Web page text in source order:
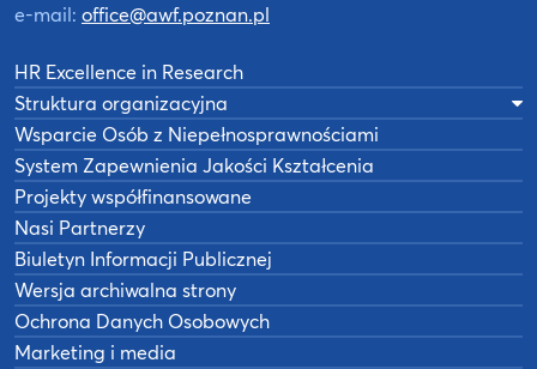
e-mail: office@awf.poznan.pl
HR Excellence in Research
Struktura organizacyjna
Wsparcie Osób z Niepełnosprawnościami
System Zapewnienia Jakości Kształcenia
Projekty współfinansowane
Nasi Partnerzy
Biuletyn Informacji Publicznej
Wersja archiwalna strony
Ochrona Danych Osobowych
Marketing i media